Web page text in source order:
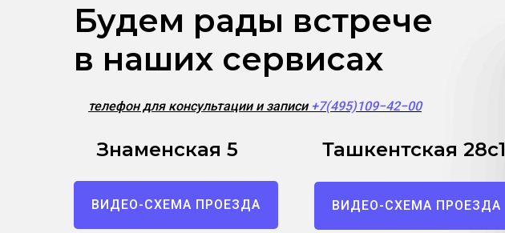
Будем рады встрече
в наших сервисах
телефон для консультации и записи +7(495)109−42−00
Знаменская 5
ВИДЕО-СХЕМА ПРОЕЗДА
Ташкентская 28с1
ВИДЕО-СХЕМА ПРОЕЗДА